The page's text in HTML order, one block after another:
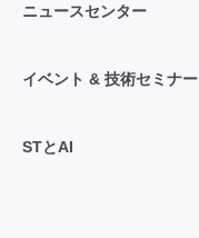
ニュースセンター
イベント & 技術セミナー
STとAI